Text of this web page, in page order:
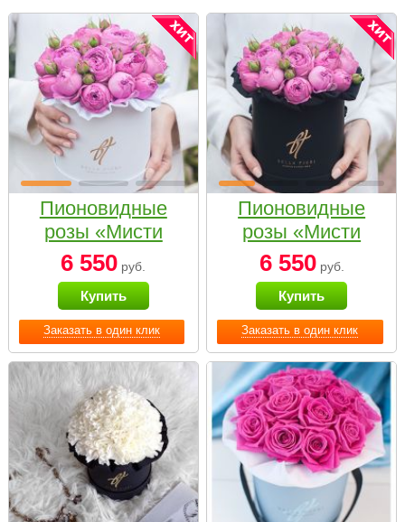
Заказать в один клик
Пионовидные
розы «Мисти
бабблс» в белой
коробке Small
6 550 руб.
Купить
Заказать в один клик
Пионовидные
розы «Мисти
бабблс» в
черной коробке
Small
6 550руб.
Купить